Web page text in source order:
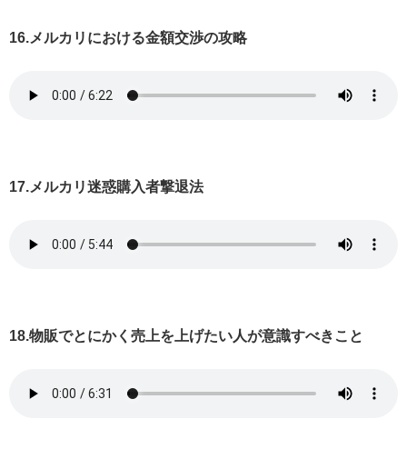
16.メルカリにおける金額交渉の攻略
17.メルカリ迷惑購入者撃退法
18.物販でとにかく売上を上げたい人が意識すべきこと